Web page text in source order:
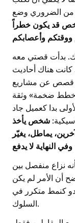
من الضروري وضع
قد يكون خطراً
ووقتكم وأعصابكم
بدأت قصتي معه
كانت هناك أحاديث
قصص عن مشاريع
«خطط ضخمة» وثقة
بدا كعميل جاد
شخص يأخذ
يماطل، يغيّر
النهاية لا يدفع
نزاع منفصل بين
أن الأمر لم يكن
كنمط متكرر في
السلوك.